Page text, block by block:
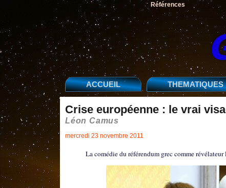
Références
ACCUEIL THEMATIQUES
Crise européenne : le vrai
Léon Camus
mercredi 23 novembre 2011
La comédie du référendum grec comme